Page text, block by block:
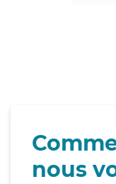
nous